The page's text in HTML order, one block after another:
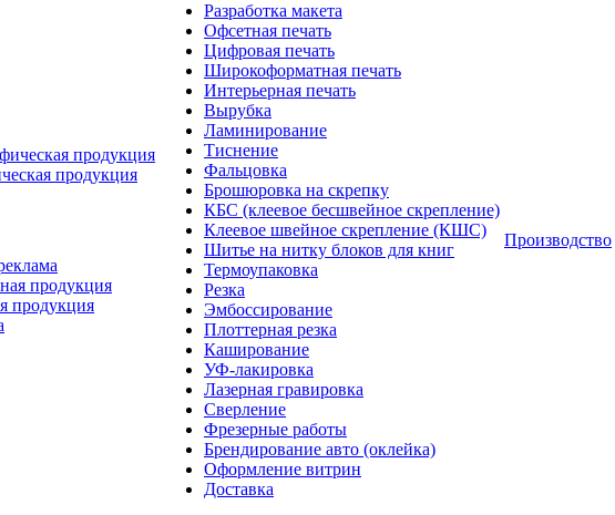
продукция
продукция
Разработка макета
Офсетная печать
Цифровая печать
Широкоформатная печать
Интерьерная печать
Вырубка
Ламинирование
Тиснение
Фальцовка
Брошюровка на скрепку
КБС (клеевое бесшвейное скрепление)
Клеевое швейное скрепление (КШС)
Шитье на нитку блоков для книг
Термоупаковка
Резка
Эмбоссирование
Плоттерная резка
Каширование
УФ-лакировка
Лазерная гравировка
Сверление
Фрезерные работы
Брендирование авто (оклейка)
Оформление витрин
Доставка
Производство